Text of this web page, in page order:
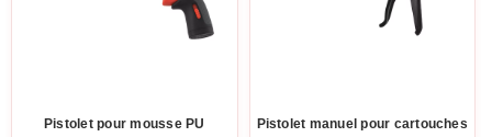
Pistolet pour mousse PU
Pistolet manuel pour cartouches